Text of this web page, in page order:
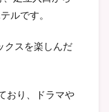
ルです。
クスを楽しんだ
おり、ドラマや